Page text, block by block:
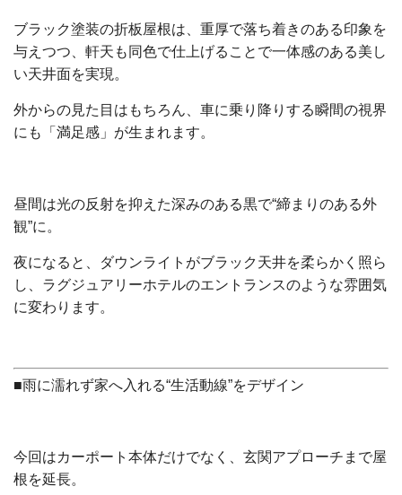
ブラック塗装の折板屋根は、重厚で落ち着きのある印象を
与えつつ、軒天も同色で仕上げることで一体感のある美し
い天井面を実現。
外からの見た目はもちろん、車に乗り降りする瞬間の視界
にも「満足感」が生まれます。
昼間は光の反射を抑えた深みのある黒で“締まりのある外
観”に。
夜になると、ダウンライトがブラック天井を柔らかく照ら
し、ラグジュアリーホテルのエントランスのような雰囲気
に変わります。
■雨に濡れず家へ入れる“生活動線”をデザイン
今回はカーポート本体だけでなく、玄関アプローチまで屋
根を延長。